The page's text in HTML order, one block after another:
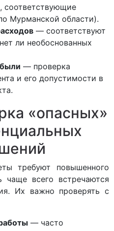
соответствующие
Мурманской области).
— соответствуют
ли необоснованных
— проверка
и его допустимости в
«опасных»
требуют повышенного
чаще всего встречаются
Их важно проверять с
— часто